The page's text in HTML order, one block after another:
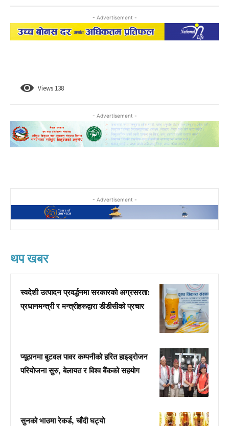
- Advertisement -
Views 138
- Advertisement -
- Advertisement -
थप खबर
स्वदेशी उत्पादन प्रवर्द्धनमा सरकारको अग्रसरता:
प्रधानमन्त्री र मन्त्रीहरूद्वारा डीडीसीको प्रचार
प्यूठानमा बुटवल पावर कम्पनीको हरित हाइड्रोजन
परियोजना सुरु, बेलायत र विश्व बैंकको सहयोग
सुनको भाउमा रेकर्ड, चाँदी घट्यो